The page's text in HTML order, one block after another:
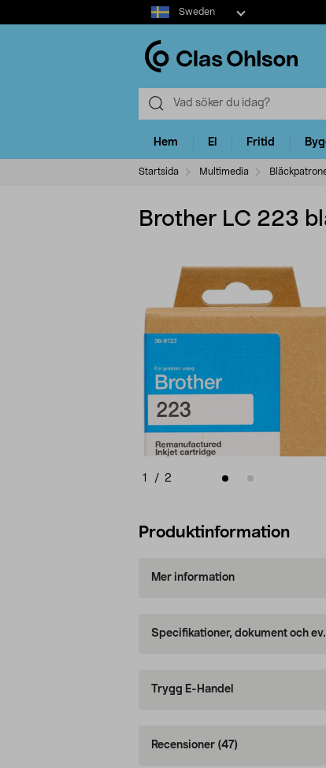
Select
market
Sweden
Hem El Fritid
Startsida Multimedia
Brother LC 223
1 / 2
Produktinformation
Mer information
Specifikationer, dokument och
Trygg E-Handel
Recensioner (47)